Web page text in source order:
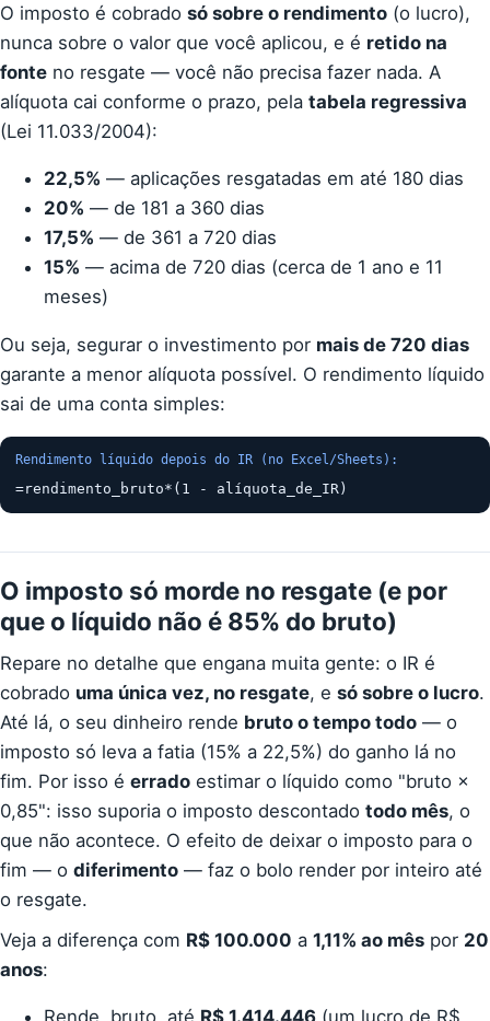
O imposto é cobrado só sobre o rendimento (o lucro),
nunca sobre o valor que você aplicou, e é retido na
fonte no resgate — você não precisa fazer nada. A
alíquota cai conforme o prazo, pela tabela regressiva
(Lei 11.033/2004):
22,5% — aplicações resgatadas em até 180 dias
20% — de 181 a 360 dias
17,5% — de 361 a 720 dias
15% — acima de 720 dias (cerca de 1 ano e 11
meses)
Ou seja, segurar o investimento por mais de 720 dias
garante a menor alíquota possível. O rendimento líquido
sai de uma conta simples:
Rendimento líquido depois do IR (no Excel/Sheets):
=rendimento_bruto*(1 - alíquota_de_IR)
O imposto só morde no resgate (e por
que o líquido não é 85% do bruto)
Repare no detalhe que engana muita gente: o IR é
cobrado uma única vez, no resgate, e só sobre o lucro.
Até lá, o seu dinheiro rende bruto o tempo todo — o
imposto só leva a fatia (15% a 22,5%) do ganho lá no
fim. Por isso é errado estimar o líquido como "bruto ×
0,85": isso suporia o imposto descontado todo mês, o
que não acontece. O efeito de deixar o imposto para o
fim — o diferimento — faz o bolo render por inteiro até
o resgate.
Veja a diferença com R$ 100.000 a 1,11% ao mês por 20
anos: